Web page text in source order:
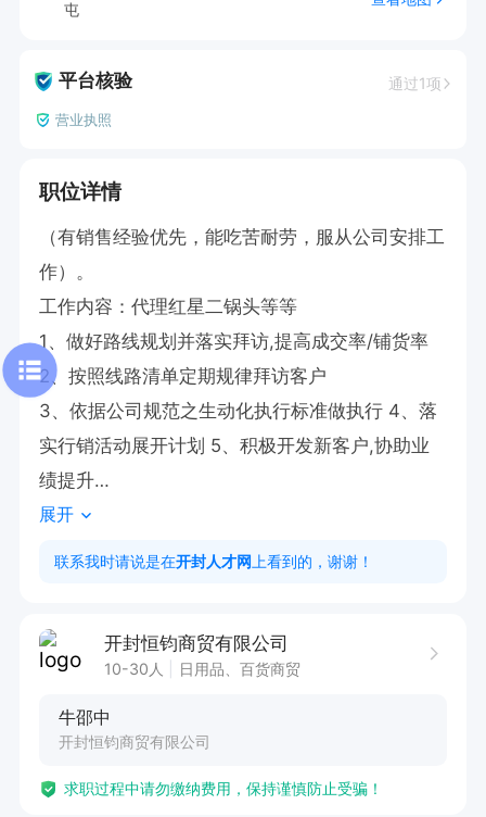
屯
平台核验 通过1项
营业执照
职位详情
（有销售经验优先，能吃苦耐劳，服从公司安排工
作）。
工作内容：代理红星二锅头等等
1、做好路线规划并落实拜访,提高成交率/铺货率
2、按照线路清单定期规律拜访客户
3、依据公司规范之生动化执行标准做执行 4、落
实行销活动展开计划 5、积极开发新客户,协助业
绩提升
待遇：
工资3200元+销售提成。（月工资4000-10000
每周休息一天，法定假日休息。缴纳五险，每年团
展开
联系我时请说是在开封人才网 上看到的，谢谢！
开封恒钧商贸有限公司
10-30人 日用品、百货商贸
牛邵中
开封恒钧商贸有限公司
求职过程中请勿缴纳费用，保持谨慎防止受骗！